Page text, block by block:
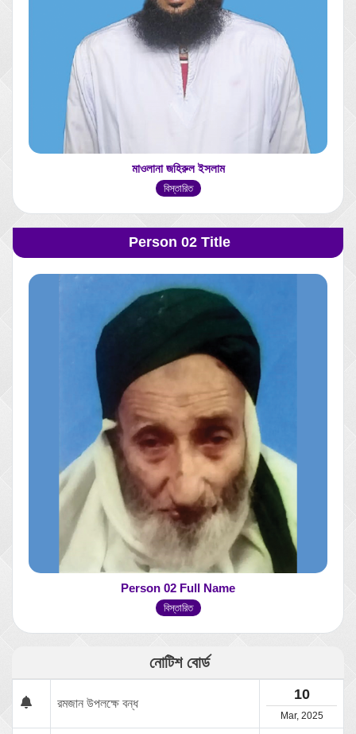
মাওলানা জহিরুল ইসলাম
বিস্তারিত
Person 02 Title
Person 02 Full Name
বিস্তারিত
নোটিশ বোর্ড
রমজান উপলক্ষে বন্ধ
10
Mar, 2025